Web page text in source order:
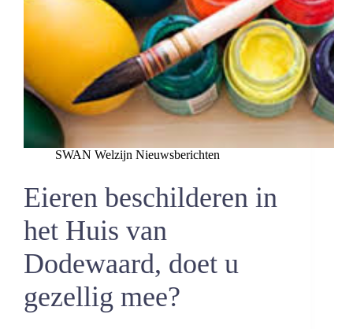
SWAN Welzijn Nieuwsberichten
Eieren beschilderen in
het Huis van
Dodewaard, doet u
gezellig mee?